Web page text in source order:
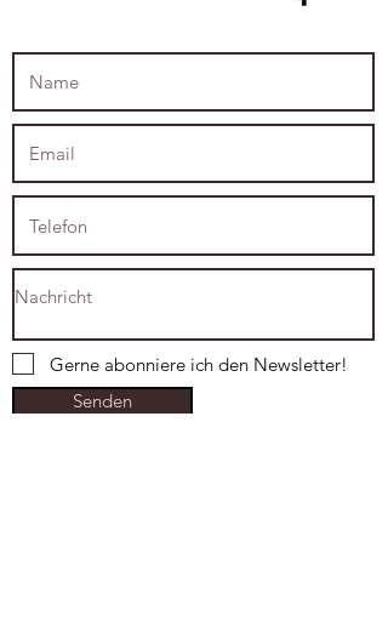
Gerne abonniere ich den Newsletter!
Senden